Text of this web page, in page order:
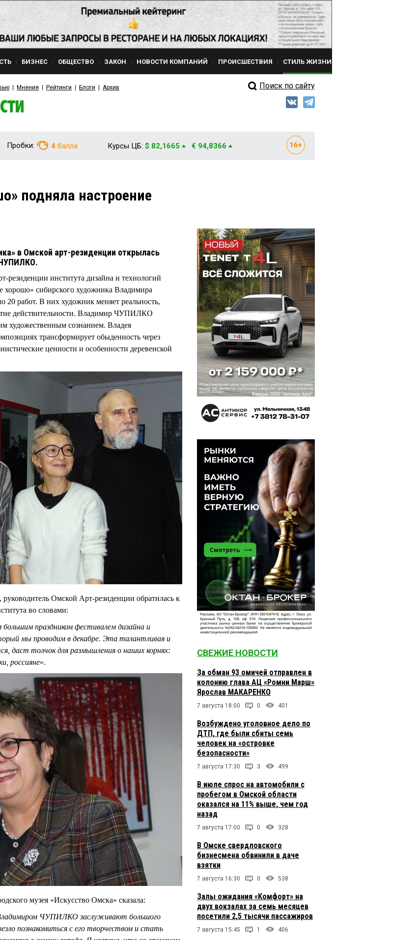
БИЗНЕС ОБЩЕСТВО ЗАКОН НОВОСТИ КОМПАНИЙ ПРОИСШЕСТВИЯ СТИЛЬ ЖИЗНИ
Мнения Рейтинги Блоги Архив Поиск по сайту
Пробки: 4 балла Курсы ЦБ: $ 82,1665 € 94,8366
подняла настроение
в Омской арт-резиденции открылась
резиденции института дизайна и технологий
хорошо» сибирского художника Владимира
работ. В них художник меняет реальность,
действительности. Владимир ЧУПИЛКО
художественным сознанием. Владея
трансформирует обыденность через
ценности и особенности деревенской
Омской Арт-резиденции обратилась к
во словами:
праздником фестивалем дизайна и
мы проводим в декабре. Эта талантливая и
даст толчок для размышления о наших корнях:
россияне».
музея «Искусство Омска» сказала:
ЧУПИЛКО заслуживают большого
познакомиться с его творчеством и стать
СВЕЖИЕ НОВОСТИ
За обман 93 омичей отправлен в
колонию глава АЦ «Ромни Марш»
Ярослав МАКАРЕНКО
7 августа 18:00 0 401
Возбуждено уголовное дело по
ДТП, где были сбиты семь
человек на «островке
безопасности»
7 августа 17:30 3 499
В июле спрос на автомобили с
пробегом в Омской области
оказался на 11% выше, чем год
назад
7 августа 17:00 0 328
В Омске свердловского
бизнесмена обвинили в даче
взятки
7 августа 16:30 0 538
Залы ожидания «Комфорт» на
двух вокзалах за семь месяцев
посетили 2,5 тысячи пассажиров
7 августа 15:45 1 406